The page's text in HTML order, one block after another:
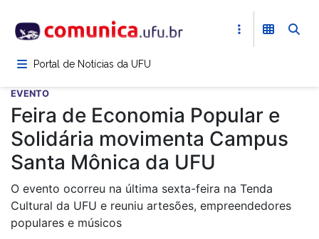
para
conteúdoPortal de Notícias da UFU
EVENTO
Feira de Economia Popular e
Solidária movimenta Campus
Santa Mônica da UFU
O evento ocorreu na última sexta-feira na Tenda
Cultural da UFU e reuniu artesões, empreendedores
populares e músicos